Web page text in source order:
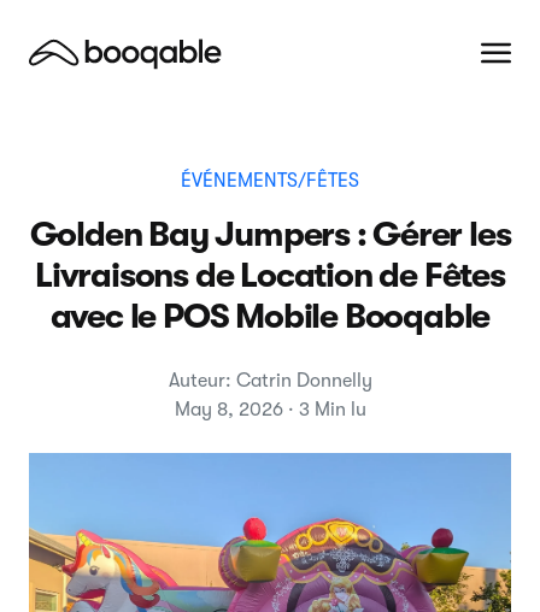
ÉVÉNEMENTS/FÊTES
Golden Bay Jumpers : Gérer les
Livraisons de Location de Fêtes
avec le POS Mobile Booqable
Auteur: Catrin Donnelly
May 8, 2026 · 3 Min lu